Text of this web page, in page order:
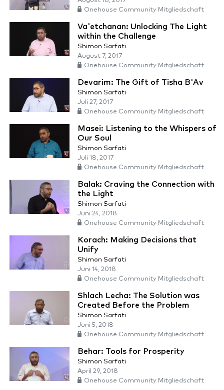
Onehouse Community Mitgliedschaft
Va'etchanan: Unlocking The Light
within the Challenge
Shimon Sarfati
August 7, 2017
Onehouse Community Mitgliedschaft
Devarim: The Gift of Tisha B'Av
Shimon Sarfati
Juli 27, 2017
Onehouse Community Mitgliedschaft
Masei: Listening to the Whispers of
Our Soul
Shimon Sarfati
Juli 18, 2017
Onehouse Community Mitgliedschaft
Balak: Craving the Connection with
the Light
Shimon Sarfati
Juni 24, 2018
Onehouse Community Mitgliedschaft
Korach: Making Decisions that
Unify
Shimon Sarfati
Juni 14, 2018
Onehouse Community Mitgliedschaft
Shlach Lecha: The Solution was
Created Before the Problem
Shimon Sarfati
Juni 5, 2018
Onehouse Community Mitgliedschaft
Behar: Tools for Prosperity
Shimon Sarfati
April 29, 2018
Onehouse Community Mitgliedschaft